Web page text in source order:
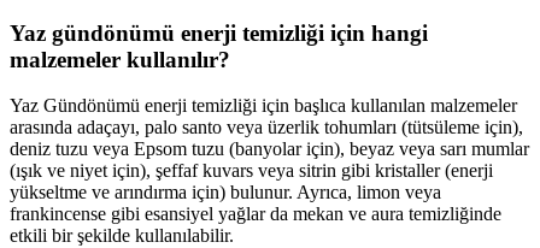
Yaz gündönümü enerji temizliği için hangi
malzemeler kullanılır?
Yaz Gündönümü enerji temizliği için başlıca kullanılan malzemeler
arasında adaçayı, palo santo veya üzerlik tohumları (tütsüleme için),
deniz tuzu veya Epsom tuzu (banyolar için), beyaz veya sarı mumlar
(ışık ve niyet için), şeffaf kuvars veya sitrin gibi kristaller (enerji
yükseltme ve arındırma için) bulunur. Ayrıca, limon veya
frankincense gibi esansiyel yağlar da mekan ve aura temizliğinde
etkili bir şekilde kullanılabilir.